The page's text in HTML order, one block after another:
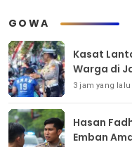
GOWA
Kasat
Warga di
3 jam yang lalu
Hasan
Emban